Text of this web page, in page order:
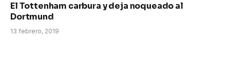
El Tottenham carbura y deja noqueado al
Dortmund
13 febrero, 2019